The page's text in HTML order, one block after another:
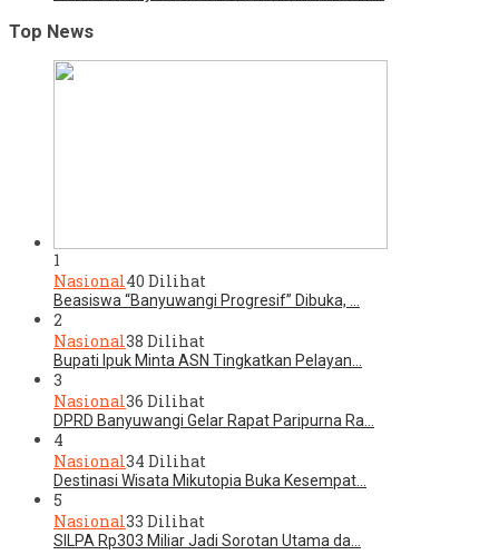
Top News
1
Nasional40 Dilihat
Beasiswa “Banyuwangi Progresif” Dibuka, …
2
Nasional38 Dilihat
Bupati Ipuk Minta ASN Tingkatkan Pelayan…
3
Nasional36 Dilihat
DPRD Banyuwangi Gelar Rapat Paripurna Ra…
4
Nasional34 Dilihat
Destinasi Wisata Mikutopia Buka Kesempat…
5
Nasional33 Dilihat
SILPA Rp303 Miliar Jadi Sorotan Utama da…